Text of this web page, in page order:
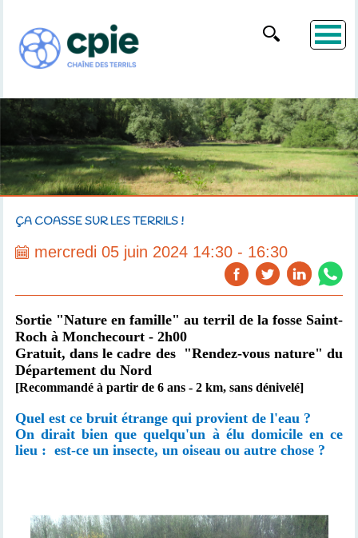
ÇA COASSE SUR LES TERRILS !
mercredi 05 juin 2024 14:30 - 16:30
Sortie "Nature en famille" au terril de la fosse Saint-
Roch à Monchecourt - 2h00
Gratuit, dans le cadre des"Rendez-vous nature" du
Département du Nord
[Recommandé à partir de 6 ans - 2 km, sans dénivelé]
Quel est ce bruit étrange qui provient de l'eau ?
On dirait bien que quelqu'un à élu domicile en ce
lieu : est-ce un insecte, un oiseau ou autre chose ?